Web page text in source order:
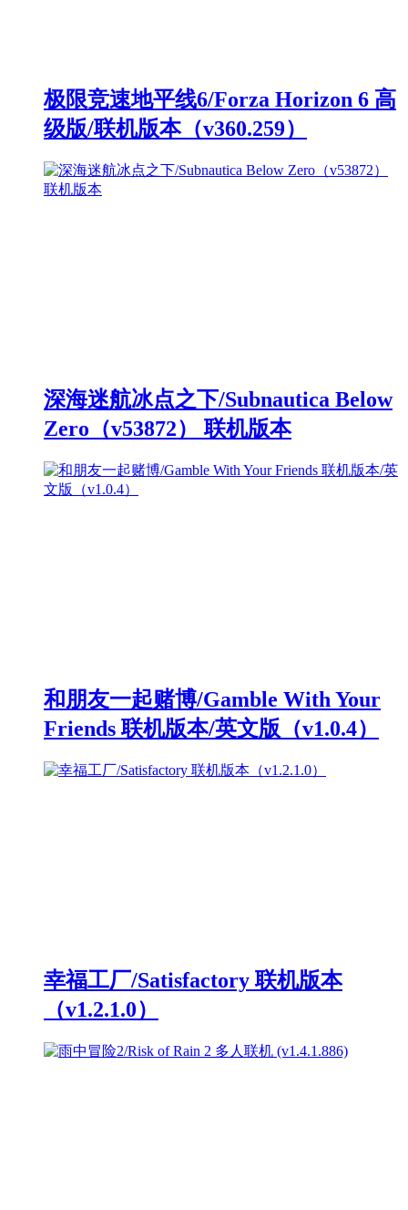
极限竞速地平线6/Forza Horizon 6 高
级版/联机版本（v360.259）
深海迷航冰点之下/Subnautica Below
Zero（v53872） 联机版本
和朋友一起赌博/Gamble With Your
Friends 联机版本/英文版（v1.0.4）
幸福工厂/Satisfactory 联机版本
（v1.2.1.0）